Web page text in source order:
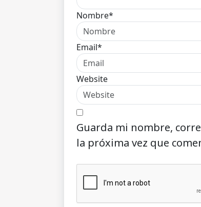
Nombre*
Email*
Website
Guarda mi nombre,
la próxima vez que